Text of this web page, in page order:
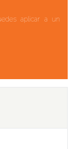
aplicar a un